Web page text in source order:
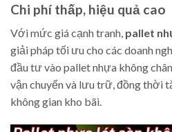
Chi phí thấp, hiệu quả cao
Với mức giá cạnh tranh, pallet
giải pháp tối ưu cho các doanh
đầu tư vào pallet nhựa không
vận chuyển và lưu trữ, đồng thời
không gian kho bãi.